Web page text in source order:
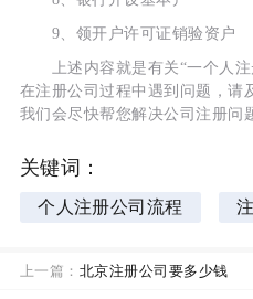
9、领开户许可证销验资户
上述内容就是有关“一个人注
在注册公司过程中遇到问题，请
我们会尽快帮您解决公司注册问
关键词：
个人注册公司流程
上一篇： 北京注册公司要多少钱